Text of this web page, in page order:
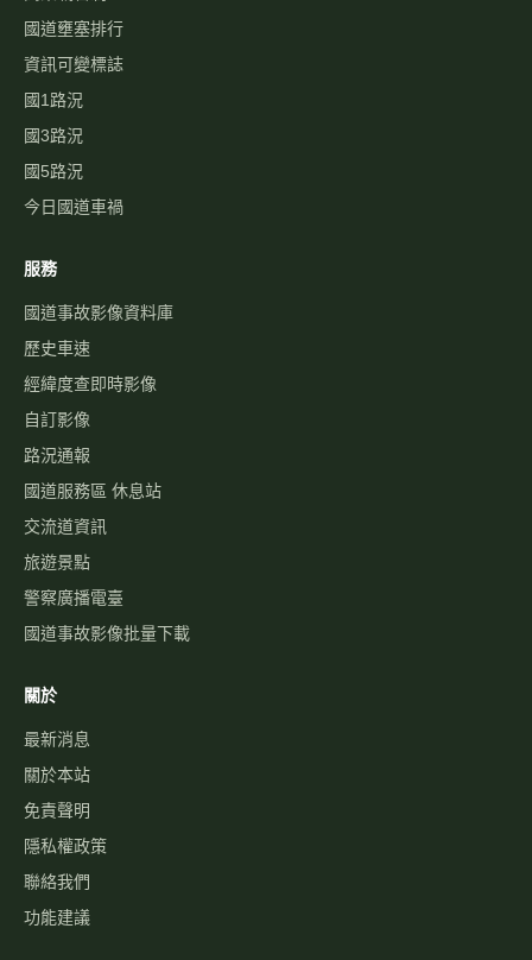
即時影像
即時路況地圖
國道路況
警廣即時路況
天氣觀測
高乘載管制
國道壅塞排行
資訊可變標誌
國1路況
國3路況
國5路況
今日國道車禍
歷史車速
經緯度查即時影像
自訂影像
路況通報
國道服務區 休息站
交流道資訊
旅遊景點